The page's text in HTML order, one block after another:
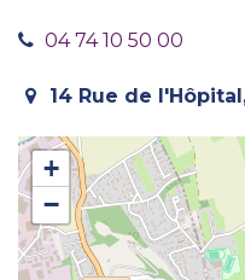
04 74 10 50 00
14 Rue de
+
−